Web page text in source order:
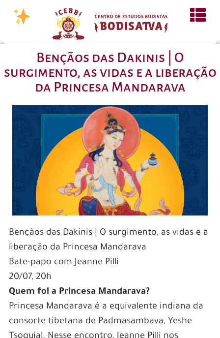
Bençãos das Dakinis | O
surgimento, as vidas e a liberação
da Princesa Mandarava
Bençãos das Dakinis | O surgimento, as vidas e a
liberação da Princesa Mandarava
Bate-papo com Jeanne Pilli
20/07, 20h
Quem foi a Princesa Mandarava?
Princesa Mandarava é a equivalente indiana da
consorte tibetana de Padmasambava, Yeshe